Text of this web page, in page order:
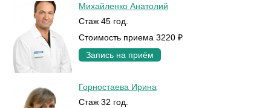
Михайленко Анатолий
Стаж 45 год.
Стоимость приема 3220 ₽
Запись на приём
Горностаева Ирина
Стаж 32 год.